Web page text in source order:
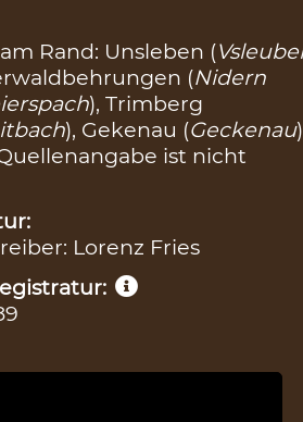
Rand: Unsleben (
(Nidern
), Trimberg
), Gekenau (Geckenau
ist nicht
Lorenz Fries